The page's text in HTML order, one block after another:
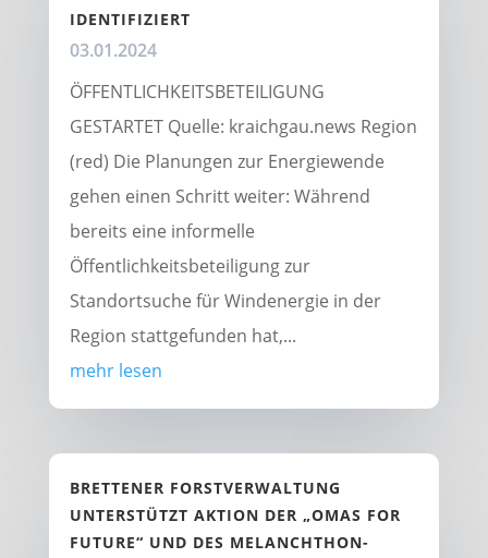
IDENTIFIZIERT
03.01.2024
ÖFFENTLICHKEITSBETEILIGUNG
GESTARTET Quelle: kraichgau.news Region
(red) Die Planungen zur Energiewende
gehen einen Schritt weiter: Während
bereits eine informelle
Öffentlichkeitsbeteiligung zur
Standortsuche für Windenergie in der
Region stattgefunden hat,...
mehr lesen
BRETTENER FORSTVERWALTUNG
UNTERSTÜTZT AKTION DER „OMAS FOR
FUTURE“ UND DES MELANCHTHON-